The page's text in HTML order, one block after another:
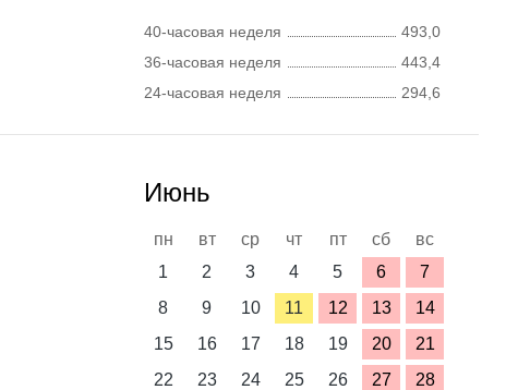
40-часовая неделя
493,0
36-часовая неделя
443,4
24-часовая неделя
294,6
Июнь
пн вт ср чт пт сб
вс
1
2 3 4 5 6
7
8
9 10 11 12 13
14
15
16 17 18 19 20
21
22
23 24 25 26 27
28